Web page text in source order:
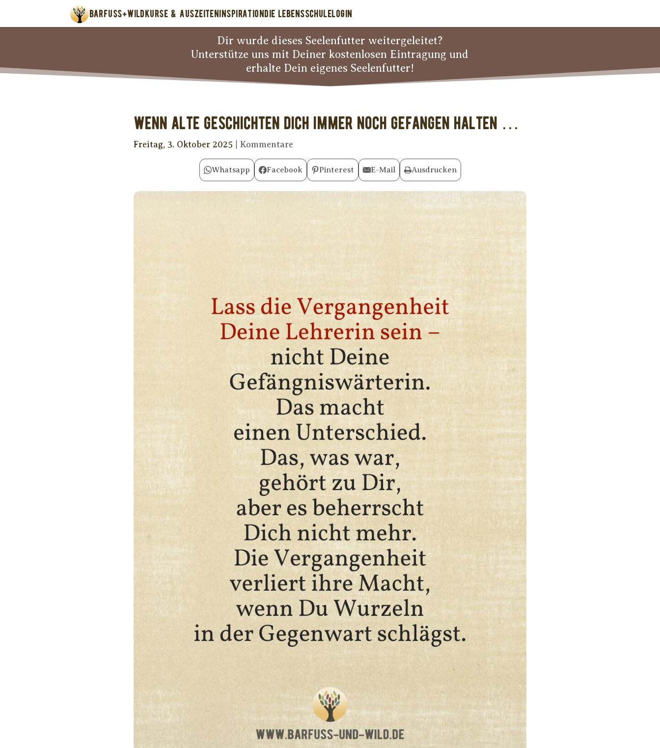
BARFUSS+WILDKURSE & AUSZEITENINSPIRATIONDIE LEBENSSCHULELOGIN
Dir wurde dieses Seelenfutter weitergeleitet?
Unterstütze uns mit Deiner kostenlosen Eintragung und
erhalte Dein eigenes Seelenfutter!
Wenn alte Geschichten Dich immer noch gefangen halten …
Freitag, 3. Oktober 2025 Kommentare
Whatsapp Facebook Pinterest E-Mail Ausdrucken